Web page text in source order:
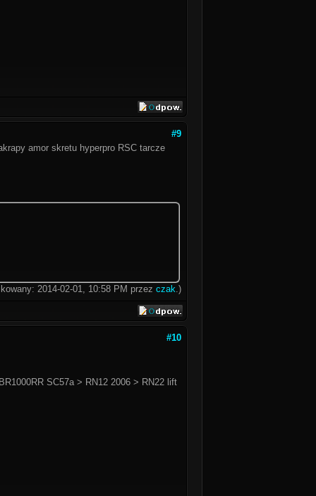
#9
amor skretu hyperpro RSC tarcze
2014-02-01, 10:58 PM przez czak .)
#10
SC57a > RN12 2006 > RN22 lift